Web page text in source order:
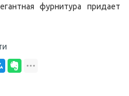
фурнитура придает